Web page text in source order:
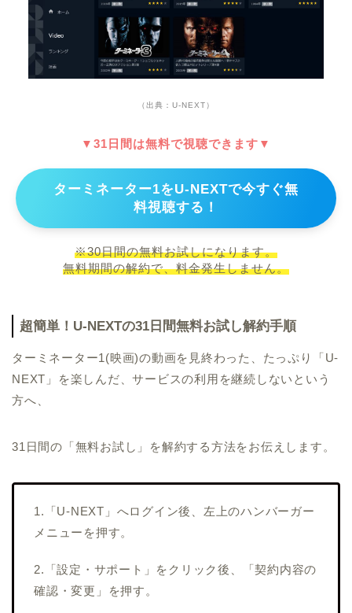
（出典：U-NEXT）
▼31日間は無料で視聴できます▼
ターミネーター1をU-NEXTで今すぐ無
料視聴する！
※30日間の無料お試しになります。
無料期間の解約で、料金発生しません。
超簡単！U-NEXTの31日間無料お試し解約手順
ターミネーター1(映画)の動画を見終わった、たっぷり「U-
NEXT」を楽しんだ、サービスの利用を継続しないという
方へ、
31日間の「無料お試し」を解約する方法をお伝えします。
1.「U-NEXT」へログイン後、左上のハンバーガー
メニューを押す。
2.「設定・サポート」をクリック後、「契約内容の
確認・変更」を押す。